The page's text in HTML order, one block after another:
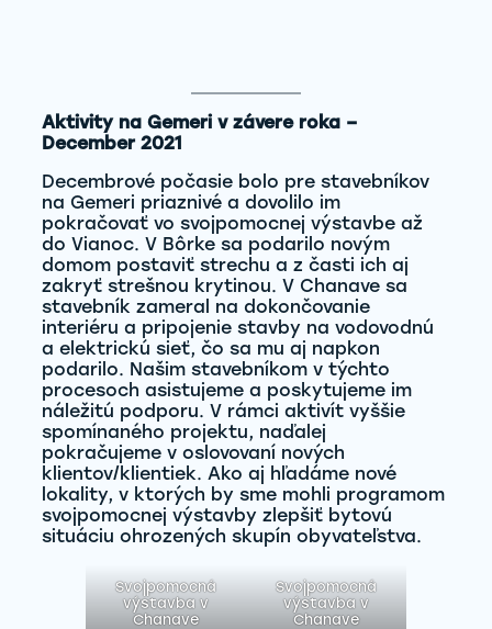
Aktivity na Gemeri v závere roka –
December 2021
Decembrové počasie bolo pre stavebníkov
na Gemeri priaznivé a dovolilo im
pokračovať vo svojpomocnej výstavbe až
do Vianoc. V Bôrke sa podarilo novým
domom postaviť strechu a z časti ich aj
zakryť strešnou krytinou. V Chanave sa
stavebník zameral na dokončovanie
interiéru a pripojenie stavby na vodovodnú
a elektrickú sieť, čo sa mu aj napkon
podarilo. Našim stavebníkom v týchto
procesoch asistujeme a poskytujeme im
náležitú podporu. V rámci aktivít vyššie
spomínaného projektu, naďalej
pokračujeme v oslovovaní nových
klientov/klientiek. Ako aj hľadáme nové
lokality, v ktorých by sme mohli programom
svojpomocnej výstavby zlepšiť bytovú
situáciu ohrozených skupín obyvateľstva.
Svojpomocná
výstavba v
Chanave
Svojpomocná
výstavba v
Chanave